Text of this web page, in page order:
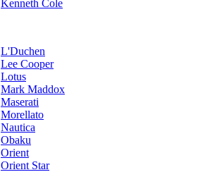
Kenneth Cole
L'Duchen
Lee Cooper
Lotus
Mark Maddox
Maserati
Morellato
Nautica
Obaku
Orient
Orient Star